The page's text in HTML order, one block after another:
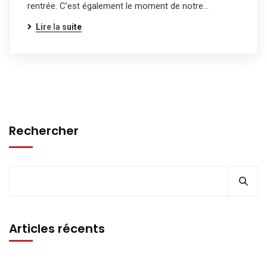
rentrée. C’est également le moment de notre…
Lire la suite
Rechercher
Articles récents